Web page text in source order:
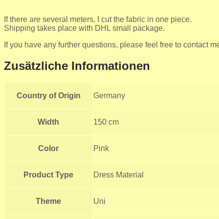
If there are several meters, I cut the fabric in one piece.
Shipping takes place with DHL small package.
If you have any further questions, please feel free to contact
Zusätzliche Informationen
Country of Origin Germany
Width 150 cm
Color Pink
Product Type Dress Material
Theme Uni